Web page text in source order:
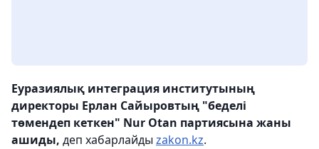
Еуразиялық интеграция институтының
директоры Ерлан Сайыровтың "беделі
төмендеп кеткен" Nur Otan партиясына жаны
ашиды, деп хабарлайды zakon.kz.